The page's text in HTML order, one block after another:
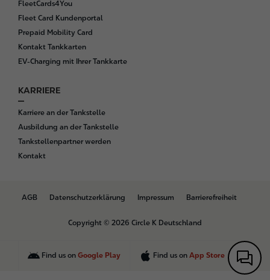
FleetCards4You
Fleet Card Kundenportal
Prepaid Mobility Card
Kontakt Tankkarten
EV-Charging mit Ihrer Tankkarte
KARRIERE
Karriere an der Tankstelle
Ausbildung an der Tankstelle
Tankstellenpartner werden
Kontakt
B
AGB Datenschutzerklärung Impressum Barrierefreiheit
Copyright © 2026 Circle K Deutschland
Find us on Google Play Find us on App Store